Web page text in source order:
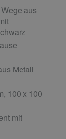
aus
Metall
100 x 100
mit